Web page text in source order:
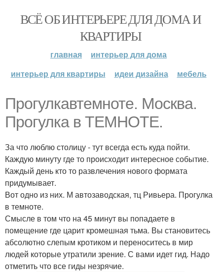
ВСЁ ОБ ИНТЕРЬЕРЕ ДЛЯ ДОМА И
КВАРТИРЫ
главная
интерьер для дома
интерьер для квартиры
идеи дизайна мебель
Прогулкавтемноте. Москва.
Прогулка в ТЕМНОТЕ.
За что люблю столицу - тут всегда есть куда пойти.
Каждую минуту где то происходит интересное событие.
Каждый день кто то развлечения нового формата
придумывает.
Вот одно из них. М автозаводская, тц Ривьера. Прогулка
в темноте.
Смысле в том что на 45 минут вы попадаете в
помещение где царит кромешная тьма. Вы становитесь
абсолютно слепым кротиком и переноситесь в мир
людей которые утратили зрение. С вами идет гид. Надо
отметить что все гиды незрячие.